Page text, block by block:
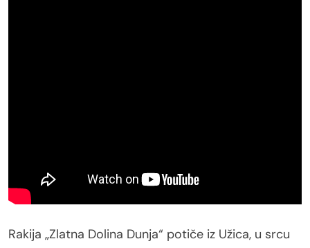
Rakija „Zlatna Dolina Dunja“ potiče iz Užica, u srcu